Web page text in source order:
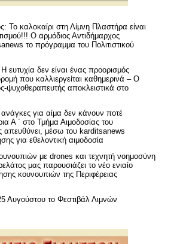
Το καλοκαίρι στη Λίμνη Πλαστήρα είναι
Ο αρμόδιος Αντιδήμαρχος
το πρόγραμμα του Πολιτιστικού
ευτυχία δεν είναι ένας προορισμός
που καλλιεργείται καθημερινά – Ο
ψυχοθεραπευτής αποκλειστικά στο
για αίμα δεν κάνουν ποτέ
Α ΄ στο Τμήμα Αιμοδοσίας του
απευθύνει, μέσω του karditsanews
για εθελοντική αιμοδοσία
με drones και τεχνητή νοημοσύνη
μας παρουσιάζει το νέο ενιαίο
κουνουπιών της Περιφέρειας
Αυγούστου το Φεστιβάλ Λιμνών